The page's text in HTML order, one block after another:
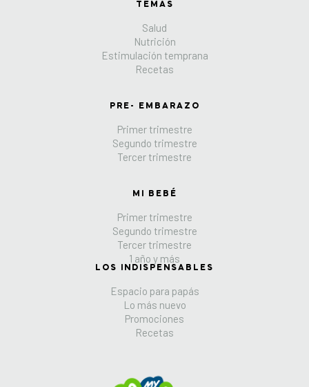
TEMAS
Salud
Nutrición
Estimulación temprana
Recetas
PRE- EMBARAZO
Primer trimestre
Segundo trimestre
Tercer trimestre
MI BEBÉ
Primer trimestre
Segundo trimestre
Tercer trimestre
1 año y más
LOS INDISPENSABLES
Espacio para papás
Lo más nuevo
Promociones
Recetas